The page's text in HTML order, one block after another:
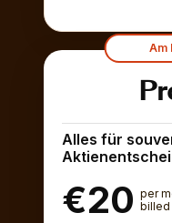
Am
Alles für
€20 per
billed